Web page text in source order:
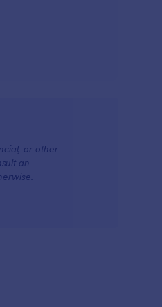
or other
an